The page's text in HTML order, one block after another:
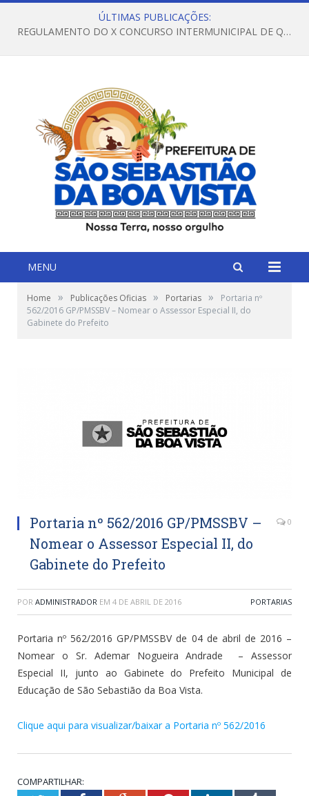
ÚLTIMAS PUBLICAÇÕES:
REGULAMENTO DO X CONCURSO INTERMUNICIPAL DE QUADRILHAS JUNINAS – 2026 – ARRAIÁ DA VENEZA
MENU
Home » Publicações Oficias » Portarias »
Portaria nº
562/2016 GP/PMSSBV – Nomear o Assessor Especial II, do
Gabinete do Prefeito
Portaria nº 562/2016 GP/PMSSBV –
Nomear o Assessor Especial II, do
Gabinete do Prefeito
0
POR ADMINISTRADOR EM 4 DE ABRIL DE 2016 PORTARIAS
Portaria nº 562/2016 GP/PMSSBV de 04 de abril de 2016 –
Nomear o Sr. Ademar Nogueira Andrade – Assessor
Especial II, junto ao Gabinete do Prefeito Municipal de
Educação de São Sebastião da Boa Vista.
Clique aqui para visualizar/baixar a Portaria nº 562/2016
COMPARTILHAR: